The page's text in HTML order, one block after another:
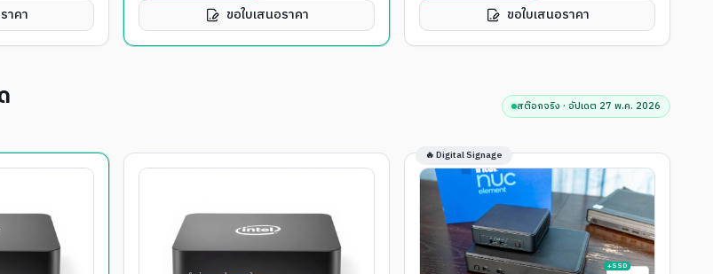
าคา
ขอใบเสนอราคา
ขอใบเสนอราคา
สต๊อกจริง · อัปเดต 27 พ.ค. 2026
🔥 Digital Signage
+SSD